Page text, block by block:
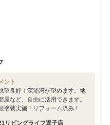
ント
望良好！深浦湾が望めます。地
屋など、自由に活用できます。
塗装実施！リフォーム済み！
リビングライフ逗子店